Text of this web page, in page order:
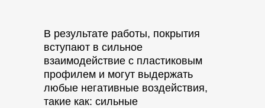
В результате работы, покрытия
вступают в сильное
взаимодействие с пластиковым
профилем и могут выдержать
любые негативные воздействия,
такие как: сильные